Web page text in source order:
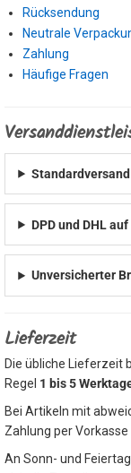
Rücksendung
Neutrale
Zahlung
Häufige Fragen
DPD und DHL
Unversicherter
Lieferzeit
Die übliche Lieferzeit
Regel 1 bis 5
Bei Artikeln mit
Zahlung per
An Sonn- und